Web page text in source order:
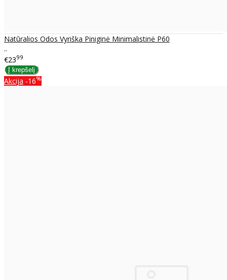
Natūralios Odos Vyriška Piniginė Minimalistinė P60
..
€2399
Akcija -16%